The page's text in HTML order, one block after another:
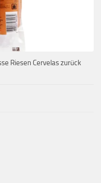
Riesen Cervelas zurück